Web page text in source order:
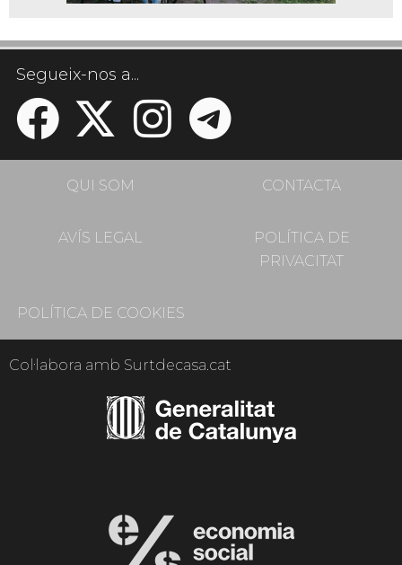
Segueix-nos a...
QUI SOM CONTACTA
AVÍS LEGAL
POLÍTICA DE
PRIVACITAT
POLÍTICA DE COOKIES
Col·labora amb Surtdecasa.cat